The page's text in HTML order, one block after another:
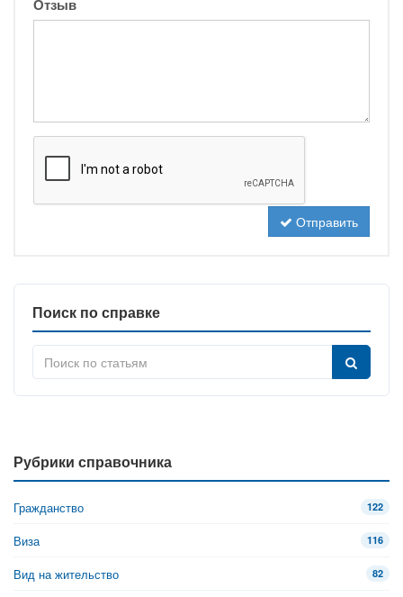
Отзыв
Отправить
Поиск по справке
Рубрики справочника
Гражданство 122
Виза 116
Вид на жительство 82